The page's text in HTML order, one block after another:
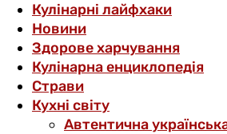
Кулінарні лайфхаки
Новини
Здорове харчування
Кулінарна енциклопедія
Страви
Кухні світу
Автентична